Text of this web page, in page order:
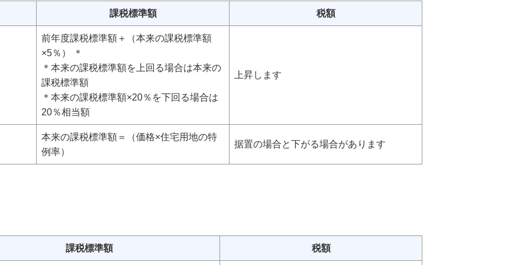
課税標準額 税額
前年度課税標準額＋（本来の課税標準額
×5％） ＊
＊本来の課税標準額を上回る場合は本来の
課税標準額
＊本来の課税標準額×20％を下回る場合は
20％相当額
上昇します
本来の課税標準額＝（価格×住宅用地の特
例率）
据置の場合と下がる場合があります
課税標準額 税額